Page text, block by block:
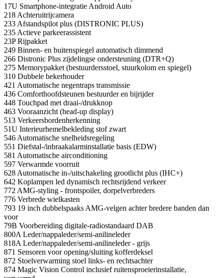
17U Smartphone-integratie Android Auto
218 Achteruitrijcamera
233 Afstandspilot plus (DISTRONIC PLUS)
235 Actieve parkeerassistent
23P Rijpakket
249 Binnen- en buitenspiegel automatisch dimmend
266 Distronic Plus zijdelingse ondersteuning (DTR+Q)
275 Memorypakket (bestuurdersstoel, stuurkolom en spiegel)
310 Dubbele bekerhouder
421 Automatische negentraps transmissie
436 Comforthoofdsteunen bestuurder en bijrijder
448 Touchpad met draai-/drukknop
463 Vooraanzicht (head-up display)
513 Verkeersbordenherkenning
51U Interieurhemelbekleding stof zwart
546 Automatische snelheidsregeling
551 Diefstal-/inbraakalarminstallatie basis (EDW)
581 Automatische airconditioning
597 Verwarmde voorruit
628 Automatische in-/uitschakeling grootlicht plus (IHC+)
642 Koplampen led dynamisch rechtsrijdend verkeer
772 AMG-styling - frontspoiler, dorpelverbreders
776 Verbrede wielkasten
793 19 inch dubbelspaaks AMG-velgen achter bredere banden dan
voor
79B Voorbereiding digitale-radiostandaard DAB
800A Leder/nappaleder/semi-anilineleder
818A Leder/nappaleder/semi-anilineleder - grijs
871 Sensoren voor opening/sluiting kofferdeksel
872 Stoelverwarming stoel links- en rechtsachter
874 Magic Vision Control inclusief ruitensproeierinstallatie,